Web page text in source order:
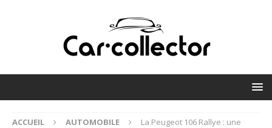
ACCUEIL AUTOMOBILE
La Peugeot 106 Rallye : une